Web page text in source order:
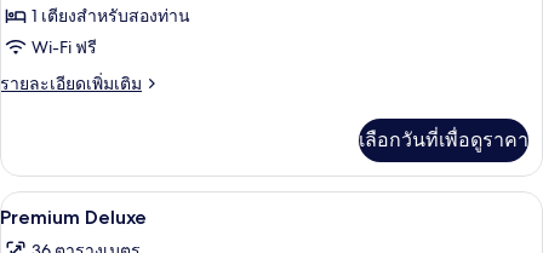
Premium
Deluxe
Balcony
1 เตียงสำหรับสองท่าน
Wi-Fi ฟรี
รายละเอียดเพิ่มเติม
ราย
เกี่ยว
กับ
Premium
เลือกวันที่เพื่อดูราคา
เปิด
ภาพถ่าย
Premium Deluxe | ตู้นิรภัยในห้องพัก,
4
Premium Deluxe